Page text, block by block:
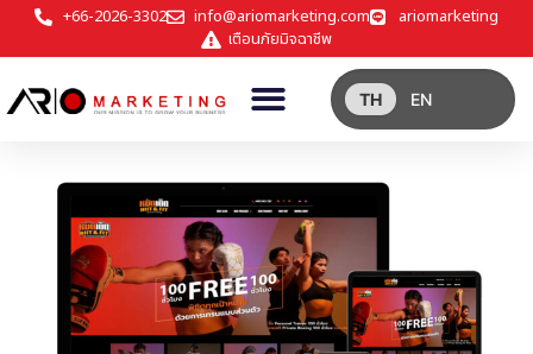
+66-2026-3302 info@ariomarketing.com
ariomarketing
เตือนภัยมิจฉาชีพ
TH EN